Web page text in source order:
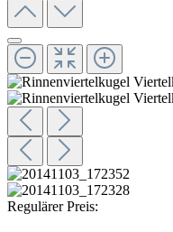
Regulärer Preis: